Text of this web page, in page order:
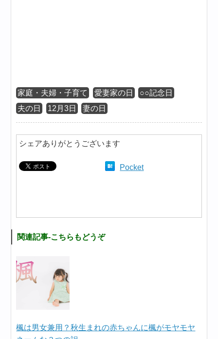
家庭・夫婦・子育て 愛妻家の日
○○記念日
夫の日
12月3日 妻の日
シェアありがとうございます
Pocket
関連記事-こちらもどうぞ
楓は男女兼用？秋生まれの赤ちゃんに楓がモヤモヤ